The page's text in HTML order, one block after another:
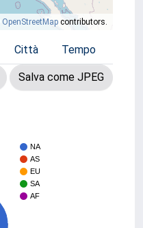
OpenStreetMap contributors.
Città Tempo
Salva come JPEG
NA
AS
EU
SA
AF